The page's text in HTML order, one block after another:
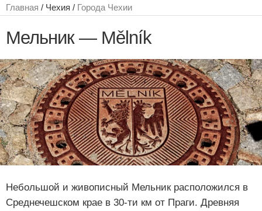
Главная / Чехия / Города Чехии
Мельник — Mělník
Небольшой и живописный Мельник расположился в
Среднечешском крае в 30-ти км от Праги. Древняя